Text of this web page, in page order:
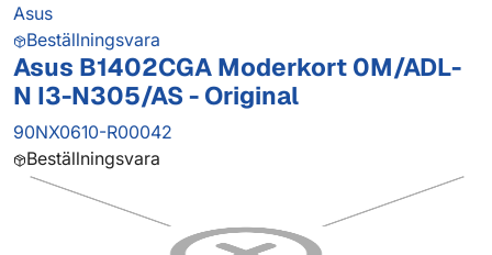
Asus
Beställningsvara
Asus B1402CGA Moderkort 0M/ADL-
N I3-N305/AS - Original
90NX0610-R00042
Beställningsvara